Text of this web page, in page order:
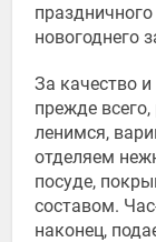
новогоднего
За качество
прежде
ленимся,
отделяем
посуде,
составом.
наконец,